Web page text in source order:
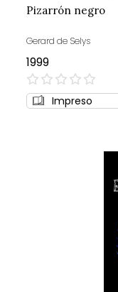
Pizarrón negro
Gerard de Selys
1999
0%
Impreso